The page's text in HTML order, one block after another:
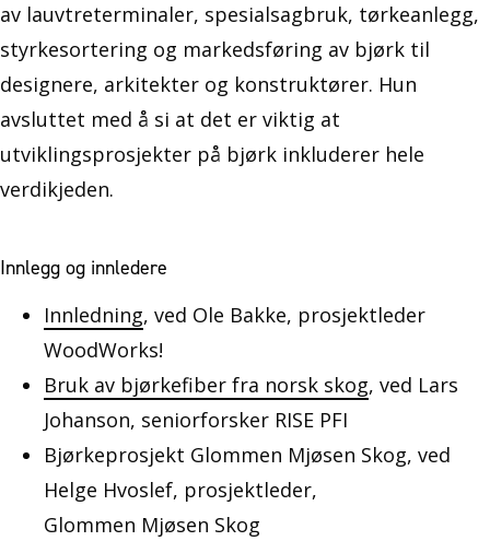
av lauvtreterminaler, spesialsagbruk, tørkeanlegg,
styrkesortering og markedsføring av bjørk til
designere, arkitekter og konstruktører. Hun
avsluttet med å si at det er viktig at
utviklingsprosjekter på bjørk inkluderer hele
verdikjeden.
Innlegg og innledere
Innledning, ved Ole Bakke, prosjektleder
WoodWorks!
Bruk av bjørkefiber fra norsk skog, ved Lars
Johanson, seniorforsker RISE PFI
Bjørkeprosjekt Glommen Mjøsen Skog, ved
Helge Hvoslef, prosjektleder,
Glommen Mjøsen Skog